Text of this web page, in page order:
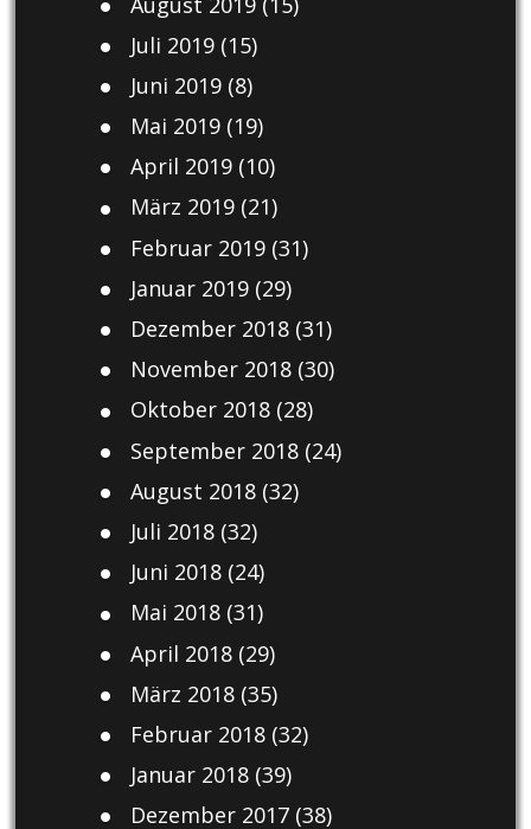
Juli 2019(15)
Juni 2019(8)
Mai 2019(19)
April 2019(10)
März 2019(21)
Februar 2019(31)
Januar 2019(29)
Dezember 2018(31)
November 2018(30)
Oktober 2018(28)
September 2018(24)
August 2018(32)
Juli 2018(32)
Juni 2018(24)
Mai 2018(31)
April 2018(29)
März 2018(35)
Februar 2018(32)
Januar 2018(39)
Dezember 2017(38)